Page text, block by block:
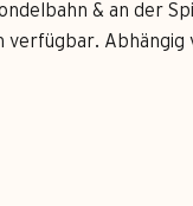
& an der
verfügbar. Abhängig